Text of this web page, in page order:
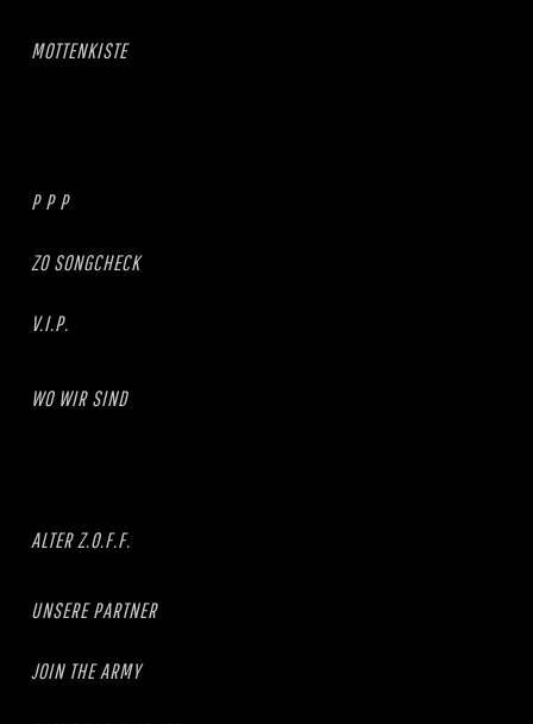
MOTTENKISTE
P P P
ZO SONGCHECK
V.I.P.
WO WIR SIND
ALTER Z.O.F.F.
UNSERE PARTNER
JOIN THE ARMY